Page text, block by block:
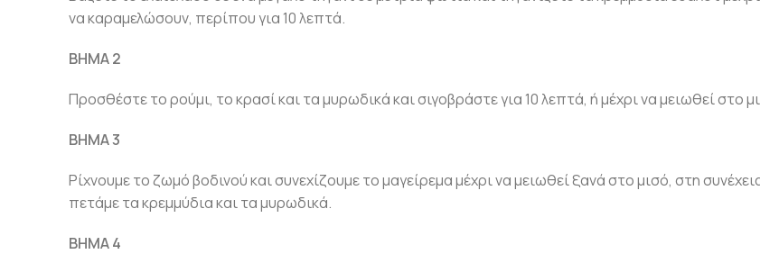
να καραμελώσουν, περίπου για 10 λεπτά.
ΒΗΜΑ 2
Προσθέστε το ρούμι, το κρασί και τα μυρωδικά και σιγοβράστε για 10 λεπτά, ή μέχρι να μειωθεί στο
ΒΗΜΑ 3
Ρίχνουμε το ζωμό βοδινού και συνεχίζουμε το μαγείρεμα μέχρι να μειωθεί ξανά στο μισό, στη
πετάμε τα κρεμμύδια και τα μυρωδικά.
ΒΗΜΑ 4